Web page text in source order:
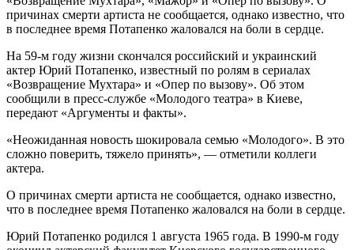
причинах смерти артиста не сообщается, однако известно, что
в последнее время Потапенко жаловался на боли в сердце.
На 59-м году жизни скончался российский и украинский
актер Юрий Потапенко, известный по ролям в сериалах
«Возвращение Мухтара» и «Опер по вызову». Об этом
сообщили в пресс-службе «Молодого театра» в Киеве,
передают «Аргументы и факты».
«Неожиданная новость шокировала семью «Молодого». В это
сложно поверить, тяжело принять», — отметили коллеги
актера.
О причинах смерти артиста не сообщается, однако известно,
что в последнее время Потапенко жаловался на боли в сердце.
Юрий Потапенко родился 1 августа 1965 года. В 1990-м году